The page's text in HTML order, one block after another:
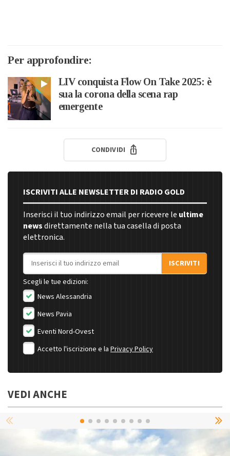
Per approfondire:
LIV conquista Flow On Take 2025: è
sua la corona della scena rap
emergente
CONDIVIDI
ISCRIVITI ALLE NEWSLETTER DI RADIO GOLD
Inserisci il tuo indirizzo email per ricevere le ultime
newsdirettamente nella tua casella di posta
elettronica.
Indirizzo email
ISCRIVITI
Scegli le tue edizioni:
News Alessandria
News Pavia
Eventi Nord-Ovest
Accetto l'iscrizione e la Privacy Policy
VEDI ANCHE